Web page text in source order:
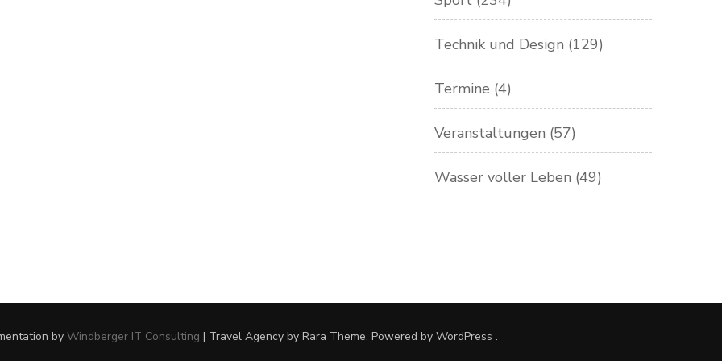
Technik und Design (129)
Termine (4)
Veranstaltungen (57)
Wasser voller Leben (49)
by Windberger IT Consulting | Travel Agencyby Rara Theme. Powered by WordPress .